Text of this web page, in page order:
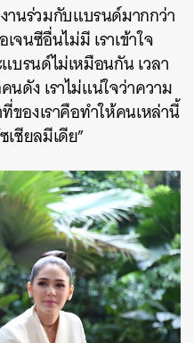
านร่วมกับแบรนด์มากกว่า
จนซีอื่นไม่มี เราเข้าใจ
บรนด์ไม่เหมือนกัน เวลา
ดัง เราไม่แน่ใจว่าความ
ของเราคือทำให้คนเหล่านี้
ชียลมีเดีย”